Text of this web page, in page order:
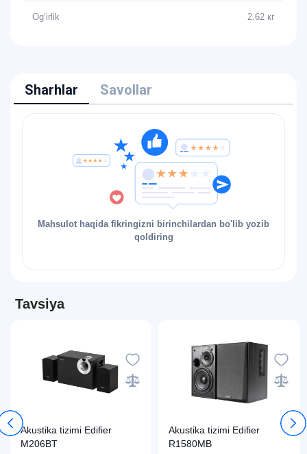
Og‘irlik 2.62 кг
Sharhlar Savollar
Mahsulot haqida fikringizni birinchilardan bo'lib yozib
qoldiring
Tavsiya
Akustika tizimi Edifier
M206BT
Akustika tizimi Edifier
R1580MB